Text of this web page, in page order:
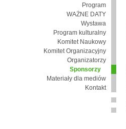
Program
WAŻNE DATY
Wystawa
Program kulturalny
Komitet Naukowy
Komitet Organizacyjny
Organizatorzy
Sponsorzy
Materiały dla mediów
Kontakt